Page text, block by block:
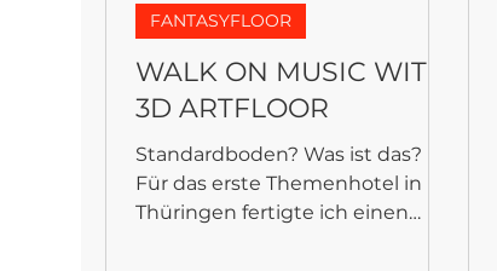
WALK ON MUSIC WITH
3D ARTFLOOR
Standardboden? Was ist das?
Für das erste Themenhotel in
Thüringen fertigte ich einen
FANTASYFLOOR